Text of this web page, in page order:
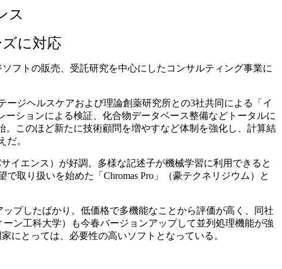
ス
に対応
フトの販売、受託研究を中心にしたコンサルティング事業に
ジヘルスケアおよび理論創薬研究所との3社共同による「イ
ションによる検証、化合物データベース整備などトータルに
このほど新たに技術顧問を増やすなど体制を強化し、計算結
だ。
イエンス）が好調。多様な記述子が機械学習に利用できると
取り扱いを始めた「Chromas Pro」（豪テクネリジウム）と
プしたばかり。低価格で多機能なことから評価が高く、同社
ン工科大学）も今春バージョンアップして並列処理機能が強
にとっては、必要性の高いソフトとなっている。